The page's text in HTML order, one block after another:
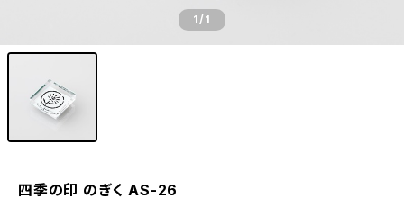
1/1
四季の印 のぎく AS-26